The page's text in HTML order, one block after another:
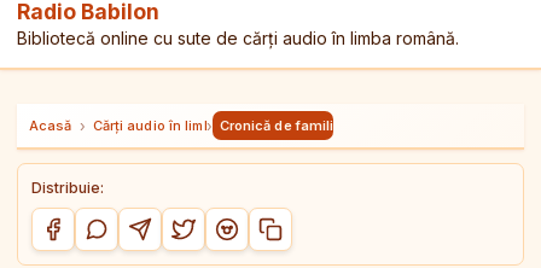
Radio Babilon
Bibliotecă online cu sute de cărți audio în limba română.
Acasă › Cărți audio în limba română
› Cronică de familie de Petru Dumitriu
Distribuie:
Distribuie pe Facebook
Distribuie pe WhatsApp
Distribuie pe Telegram
Distribuie pe Twitter/X
Distribuie pe Reddit
Copiază link-ul